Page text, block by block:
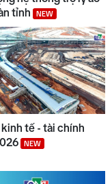
tỉnh
NEW
kinh tế - tài chính
NEW